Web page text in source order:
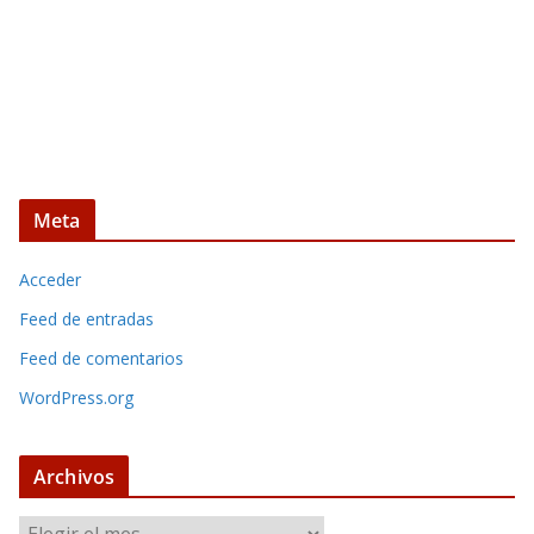
Meta
Acceder
Feed de entradas
Feed de comentarios
WordPress.org
Archivos